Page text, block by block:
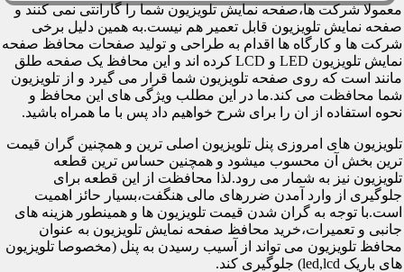
معمولا شرکت ها،صفحه نمایش تلویزیون شما را گارانتی نمی کنند و
صفحه نمایش تلویزیون قابل تعمیر هم نیست.به همین دلیل برخی
شرکت ها و کارگاه ها اقدام به طراحی و تولید صفحات محافظ صفحه
نمایش تلویزیون LED و LCD کرده اند و این محافظ یک صفحه طلق
مانند است که روی صفحه تلویزیون شما قرار می گیرد و از تلویزیون
شما محافظت می کند.ما در این مطلب ویژگی های این محافظ و
نحوه استفاده از ان را برای شرح خواهیم داد پس با ما همراه باشید.
تلویزیون های امروزی پنل تلویزیون اصلی ترین و همچنین گران قیمت
ترین بخش آن محسوب میشود و همچنین حساس ترین قطعه
تلویزیون نیز به شمار می رود.لذا محافظت از این قطعه برای
جلوگیری از وارد آمدن ضررهای مالی هنگفت،بسیار حائز اهمیت
است.با توجه به گران شدن قیمت تلویزیون ها و همینطور هزینه های
جانبی و تعمیرات،خرید محافظ صفحه نمایش تلویزیون به عنوان
محافظ تلویزیون می تواند از آسیب رسیدن به پنل (مخصوصا تلویزیون
های باریک led,lcd) جلوگیری کند.